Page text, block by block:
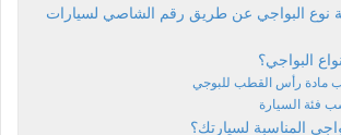
نوع البواجي عن طريق رقم الشاصي لسيارات
البواجي؟
مادة رأس القطب للبوجي
فئة السيارة
المناسبة لسيارتك؟